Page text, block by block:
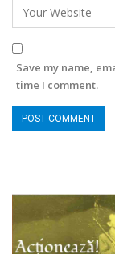
Save my name,
time I comment.